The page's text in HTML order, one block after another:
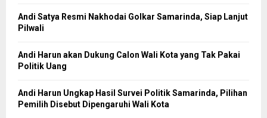
Andi Satya Resmi Nakhodai Golkar Samarinda, Siap Lanjut
Pilwali
Andi Harun akan Dukung Calon Wali Kota yang Tak Pakai
Politik Uang
Andi Harun Ungkap Hasil Survei Politik Samarinda, Pilihan
Pemilih Disebut Dipengaruhi Wali Kota